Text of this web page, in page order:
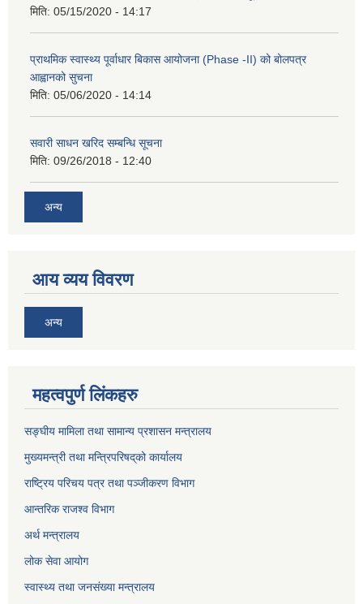
मिति: 05/15/2020 - 14:17
प्राथमिक स्वास्थ्य पूर्वाधार बिकास आयोजना (Phase -II) को बोलपत्र
आह्वानको सुचना
मिति: 05/06/2020 - 14:14
सवारी साधन खरिद सम्बन्धि सूचना
मिति: 09/26/2018 - 12:40
अन्य
आय व्यय विवरण
अन्य
महत्वपुर्ण लिंकहरु
सङ्घीय मामिला तथा सामान्य प्रशासन मन्त्रालय
मुख्यमन्त्री तथा मन्त्रिपरिषद्‌को कार्यालय
राष्ट्रिय परिचय पत्र तथा पञ्जीकरण विभाग
आन्तरिक राजश्व विभाग
अर्थ मन्त्रालय
लोक सेवा आयोग
स्वास्थ्य तथा जनसंख्या मन्त्रालय